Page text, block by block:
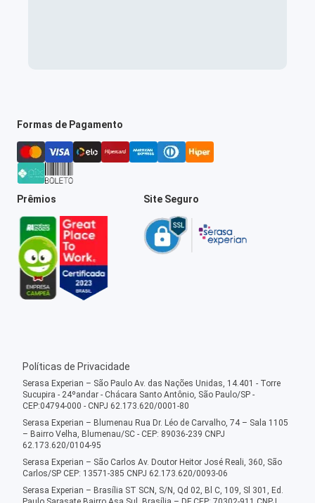
Formas de Pagamento
Prêmios Site Seguro
Políticas de Privacidade
Serasa Experian – São Paulo Av. das Nações Unidas, 14.401 - Torre
Sucupira - 24ºandar - Chácara Santo Antônio, São Paulo/SP -
CEP:04794-000 - CNPJ 62.173.620/0001-80
Serasa Experian – Blumenau Rua Dr. Léo de Carvalho, 74 – Sala 1105
– Bairro Velha, Blumenau/SC - CEP: 89036-239 CNPJ
62.173.620/0104-95
Serasa Experian – São Carlos Av. Doutor Heitor José Reali, 360, São
Carlos/SP CEP: 13571-385 CNPJ 62.173.620/0093-06
Serasa Experian – Brasília ST SCN, S/N, Qd 02, Bl C, 109, Sl 301, Ed.